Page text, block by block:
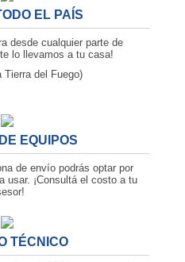
EL PAÍS
desde cualquier parte de
lo llevamos a tu casa!
Tierra del Fuego)
EQUIPOS
de envío podrás optar por
usar. ¡Consultá el costo a tu
TÉCNICO